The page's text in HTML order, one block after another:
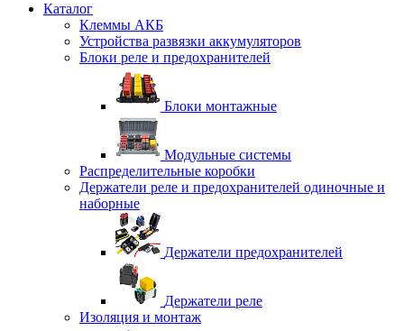
Каталог
Клеммы АКБ
Устройства развязки аккумуляторов
Блоки реле и предохранителей
Блоки монтажные
Модульные системы
Распределительные коробки
Держатели реле и предохранителей одиночные и
наборные
Держатели предохранителей
Держатели реле
Изоляция и монтаж